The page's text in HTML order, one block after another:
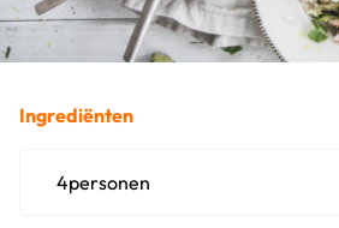
Ingrediënten
4personen